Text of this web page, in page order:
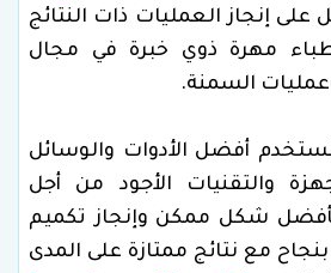
إنجاز العمليات ذات النتائج
مهرة ذوي خبرة في مجال
السمنة.
أفضل الأدوات والوسائل
والتقنيات الأجود من أجل
شكل ممكن وإنجاز تكميم
مع نتائج ممتازة على المدى